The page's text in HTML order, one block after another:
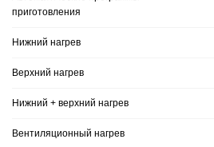
приготовления
Нижний нагрев
Верхний нагрев
Нижний + верхний нагрев
Вентиляционный нагрев